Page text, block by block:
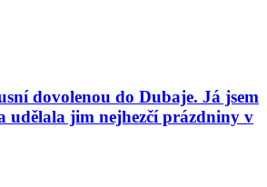
dovolenou do Dubaje. Já jsem
udělala jim nejhezčí prázdniny v